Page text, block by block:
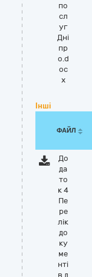
по
сл
уг
Дні
пр
о.d
oc
x
Інші
ФАЙЛ
До
да
то
к 4
Пе
ре
лік
до
ку
ме
нті
в д